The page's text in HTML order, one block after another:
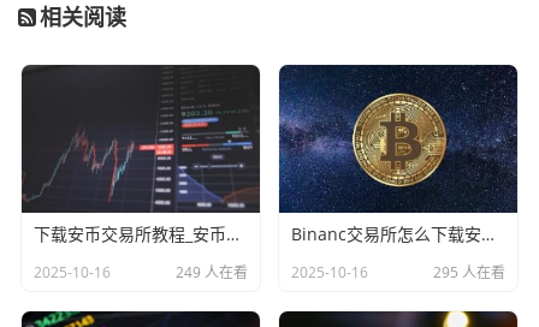
相关阅读
下载安币交易所教程_安币Binanc交易平台App下载教程
2025-10-16 249 人在看
Binanc交易所怎么下载安装_Binanc交易所下载和安装指南
2025-10-16 295 人在看